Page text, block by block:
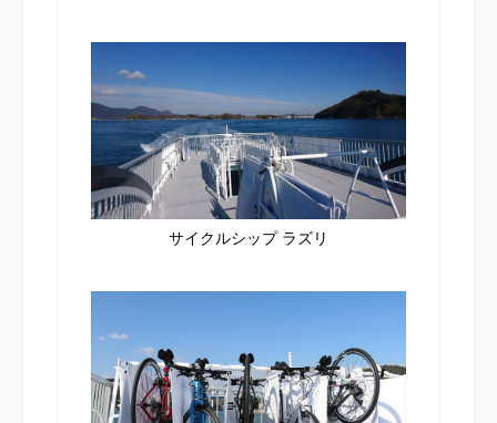
サイクルシップ ラズリ